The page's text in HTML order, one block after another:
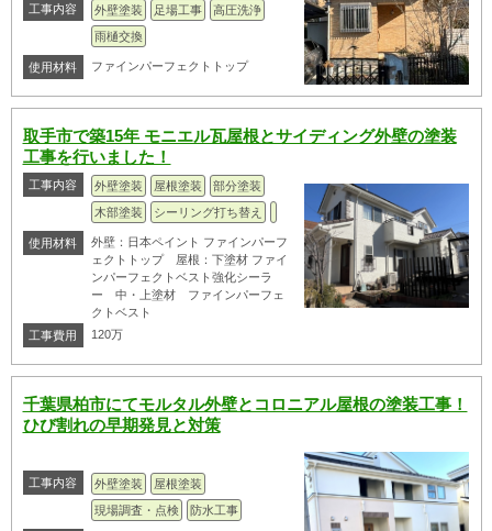
工事内容 外壁塗装 足場工事
高圧洗浄
雨樋交換
使用材料 ファインパーフェクトトップ
取手市で築15年 モニエル瓦屋根とサイディング外壁の塗装
工事を行いました！
工事内容 外壁塗装 屋根塗装
部分塗装
木部塗装
シーリング打ち替え
使用材料
外壁：日本ペイント ファインパーフ
ェクトトップ 屋根：下塗材 ファイ
ンパーフェクトベスト強化シーラ
ー 中・上塗材 ファインパーフェ
クトベスト
工事費用
120万
千葉県柏市にてモルタル外壁とコロニアル屋根の塗装工事！
ひび割れの早期発見と対策
工事内容 外壁塗装
屋根塗装
現場調査・点検
防水工事